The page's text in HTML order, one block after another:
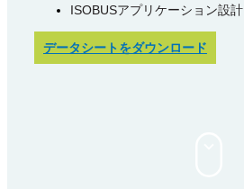
ISOBUSアプリケーション設計
データシートをダウンロード